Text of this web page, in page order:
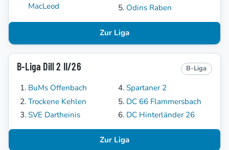
MacLeod
Odins Raben
Zur Liga
B-Liga Dill 2 II/26 B-Liga
BuMs Offenbach
Trockene Kehlen
SVE Dartheinis
Spartaner 2
DC 66 Flammersbach
DC Hinterländer 26
Zur Liga